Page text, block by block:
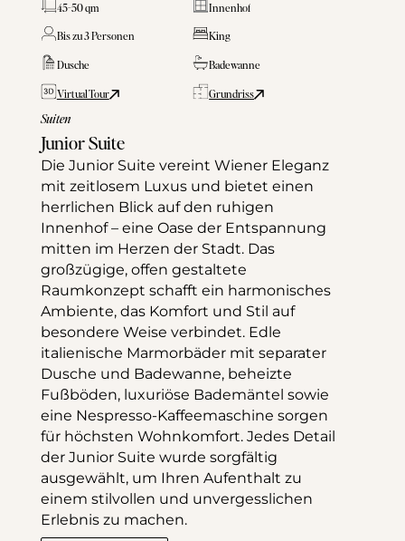
45-50 qm Innenhof
Bis zu 3 Personen King
Dusche Badewanne
Virtual Tour Grundriss
Suiten
Junior Suite
Die Junior Suite vereint Wiener Eleganz
mit zeitlosem Luxus und bietet einen
herrlichen Blick auf den ruhigen
Innenhof – eine Oase der Entspannung
mitten im Herzen der Stadt. Das
großzügige, offen gestaltete
Raumkonzept schafft ein harmonisches
Ambiente, das Komfort und Stil auf
besondere Weise verbindet. Edle
italienische Marmorbäder mit separater
Dusche und Badewanne, beheizte
Fußböden, luxuriöse Bademäntel sowie
eine Nespresso-Kaffeemaschine sorgen
für höchsten Wohnkomfort. Jedes Detail
der Junior Suite wurde sorgfältig
ausgewählt, um Ihren Aufenthalt zu
einem stilvollen und unvergesslichen
Erlebnis zu machen.